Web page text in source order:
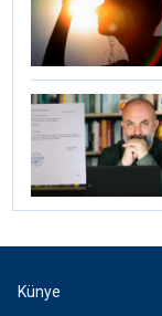
Künye